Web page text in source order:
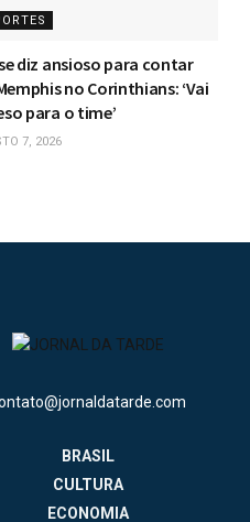
diz ansioso para contar
no Corinthians: ‘Vai
para o time’
7, 2026
BRASIL
CULTURA
ECONOMIA